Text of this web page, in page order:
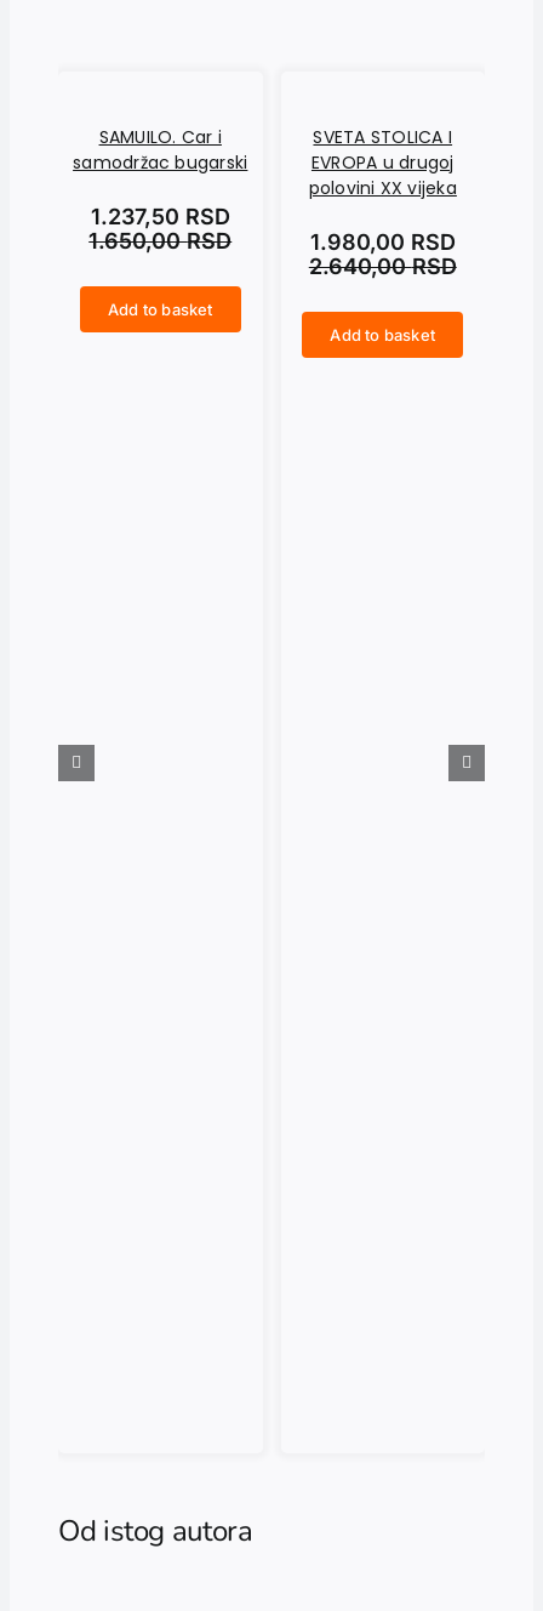
SAMUILO. Car i
samodržac bugarski
1.650,00RSD
1.237,50 RSD
Add to basket
SVETA STOLICA I
EVROPA u drugoj
polovini XX vijeka
2.640,00RSD
1.980,00 RSD
Add to basket
Od istog autora